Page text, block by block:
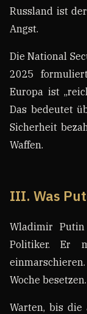
Russland ist
Angst.
Die National
2025
Europa ist
Das bedeutet
Sicherheit
Waffen.
III. Was
Wladimir
Politiker. Er
Woche
Warten, bis die